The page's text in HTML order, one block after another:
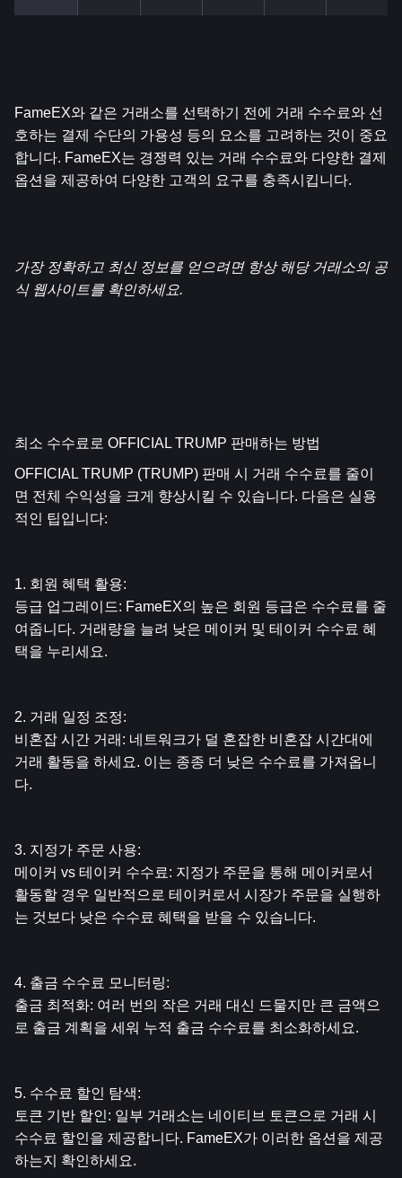
FameEX와 같은 거래소를 선택하기 전에 거래 수수료와 선
호하는 결제 수단의 가용성 등의 요소를 고려하는 것이 중요
합니다. FameEX는 경쟁력 있는 거래 수수료와 다양한 결제
옵션을 제공하여 다양한 고객의 요구를 충족시킵니다.
가장 정확하고 최신 정보를 얻으려면 항상 해당 거래소의 공
식 웹사이트를 확인하세요.
최소 수수료로 OFFICIAL TRUMP 판매하는 방법
OFFICIAL TRUMP (TRUMP) 판매 시 거래 수수료를 줄이
면 전체 수익성을 크게 향상시킬 수 있습니다. 다음은 실용
적인 팁입니다:
1. 회원 혜택 활용:
등급 업그레이드: FameEX의 높은 회원 등급은 수수료를 줄
여줍니다. 거래량을 늘려 낮은 메이커 및 테이커 수수료 혜
택을 누리세요.
2. 거래 일정 조정:
비혼잡 시간 거래: 네트워크가 덜 혼잡한 비혼잡 시간대에
거래 활동을 하세요. 이는 종종 더 낮은 수수료를 가져옵니
다.
3. 지정가 주문 사용:
메이커 vs 테이커 수수료: 지정가 주문을 통해 메이커로서
활동할 경우 일반적으로 테이커로서 시장가 주문을 실행하
는 것보다 낮은 수수료 혜택을 받을 수 있습니다.
4. 출금 수수료 모니터링:
출금 최적화: 여러 번의 작은 거래 대신 드물지만 큰 금액으
로 출금 계획을 세워 누적 출금 수수료를 최소화하세요.
5. 수수료 할인 탐색:
토큰 기반 할인: 일부 거래소는 네이티브 토큰으로 거래 시
수수료 할인을 제공합니다. FameEX가 이러한 옵션을 제공
하는지 확인하세요.